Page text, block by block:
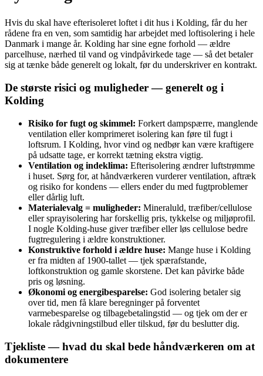
Hvis du skal have efterisoleret loftet i dit hus i Kolding, får du her
rådene fra en ven, som samtidig har arbejdet med loftisolering i hele
Danmark i mange år. Kolding har sine egne forhold — ældre
parcelhuse, nærhed til vand og vindpåvirkede tage — så det betaler
sig at tænke både generelt og lokalt, før du underskriver en kontrakt.
De største risici og muligheder — generelt og i
Kolding
Risiko for fugt og skimmel: Forkert dampspærre, manglende
ventilation eller komprimeret isolering kan føre til fugt i
loftsrum. I Kolding, hvor vind og nedbør kan være kraftigere
på udsatte tage, er korrekt tætning ekstra vigtig.
Ventilation og indeklima: Efterisolering ændrer luftstrømme
i huset. Sørg for, at håndværkeren vurderer ventilation, aftræk
og risiko for kondens — ellers ender du med fugtproblemer
eller dårlig luft.
Materialevalg = muligheder: Mineraluld, træfiber/cellulose
eller sprayisolering har forskellig pris, tykkelse og miljøprofil.
I nogle Kolding-huse giver træfiber eller løs cellulose bedre
fugtregulering i ældre konstruktioner.
Konstruktive forhold i ældre huse: Mange huse i Kolding
er fra midten af 1900-tallet — tjek spærafstande,
loftkonstruktion og gamle skorstene. Det kan påvirke både
pris og løsning.
Økonomi og energibesparelse: God isolering betaler sig
over tid, men få klare beregninger på forventet
varmebesparelse og tilbagebetalingstid — og tjek om der er
lokale rådgivningstilbud eller tilskud, før du beslutter dig.
Tjekliste — hvad du skal bede håndværkeren om at
dokumentere